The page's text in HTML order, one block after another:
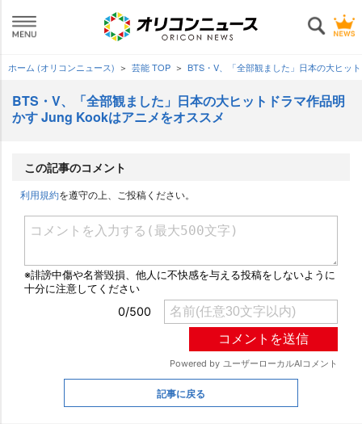
ホーム (オリコンニュース) 芸能 TOP BTS・V、「全部観ました」日本の大ヒッ
BTS・V、「全部観ました」日本の大ヒットドラマ作品明
かす Jung Kookはアニメをオススメ
この記事のコメント
利用規約を遵守の上、ご投稿ください。
記事に戻る